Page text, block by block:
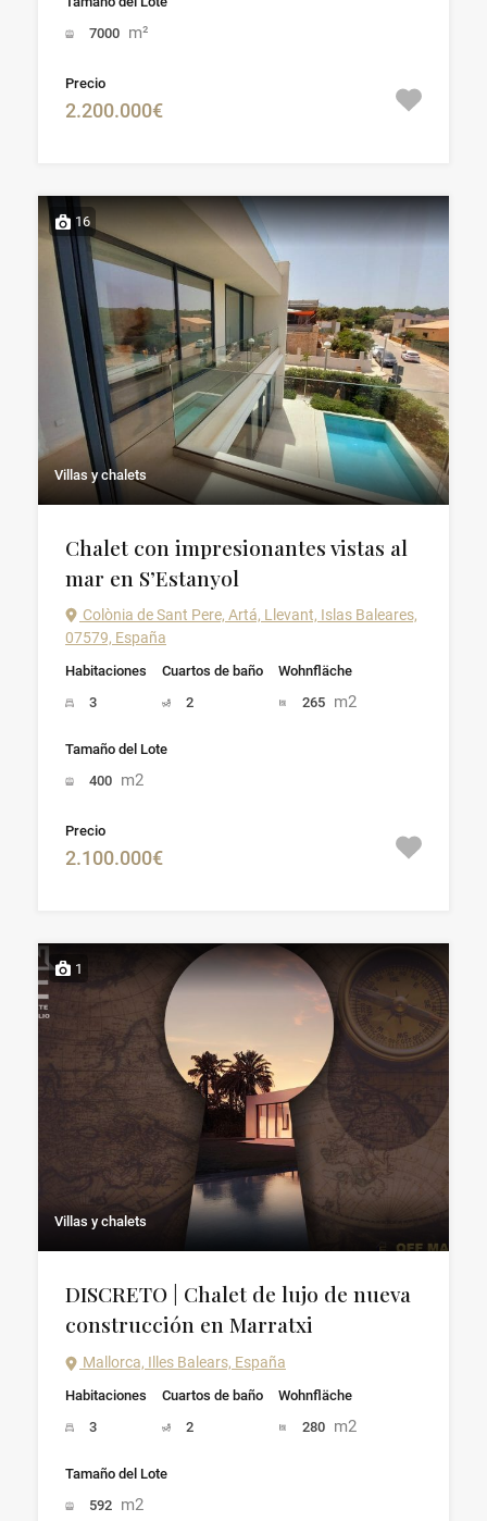
7000 m²
Precio
2.200.000€
16
Villas y chalets
Chalet con impresionantes vistas al
mar en S’Estanyol
Colònia de Sant Pere, Artá, Llevant, Islas Baleares,
07579, España
Habitaciones
3
Cuartos de baño
2
Wohnfläche
265 m2
Tamaño del Lote
400 m2
Precio
2.100.000€
1
Villas y chalets
DISCRETO | Chalet de lujo de nueva
construcción en Marratxi
Mallorca, Illes Balears, España
Habitaciones
3
Cuartos de baño
2
Wohnfläche
280 m2
Tamaño del Lote
592 m2